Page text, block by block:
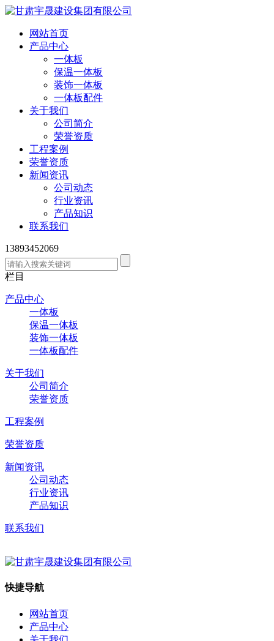
网站首页
产品中心
一体板
保温一体板
装饰一体板
一体板配件
关于我们
公司简介
荣誉资质
工程案例
荣誉资质
新闻资讯
公司动态
行业资讯
产品知识
联系我们
13893452069
栏目
产品中心
一体板
保温一体板
装饰一体板
一体板配件
关于我们
公司简介
荣誉资质
工程案例
荣誉资质
新闻资讯
公司动态
行业资讯
产品知识
联系我们
快捷导航
网站首页
产品中心